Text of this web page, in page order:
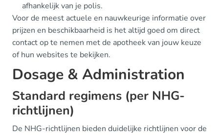
afhankelijk van je polis.
Voor de meest actuele en nauwkeurige informatie over
prijzen en beschikbaarheid is het altijd goed om direct
contact op te nemen met de apotheek van jouw keuze
of hun websites te bekijken.
Dosage & Administration
Standard regimens (per NHG-
richtlijnen)
De NHG-richtlijnen bieden duidelijke richtlijnen voor de